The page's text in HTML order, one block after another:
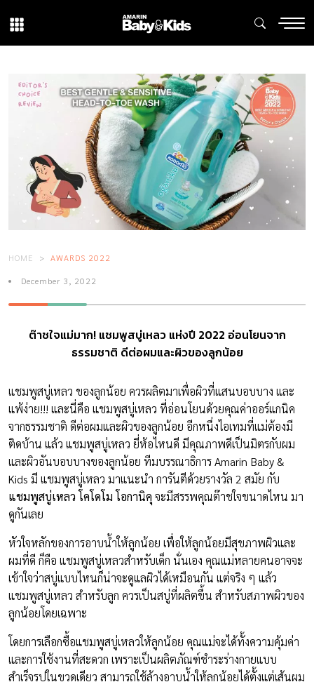
HOME AWARDS 2022
December 3, 2022
ต๊าชใจแม่มาก! แชมพูสบู่เหลว แห่งปี 2022 อ่อนโยนจาก
ธรรมชาติ ดีต่อผมและผิวของลูกน้อย
แชมพูสบู่เหลว ของลูกน้อย ควรผลิตมาเพื่อผิวที่แสนบอบบาง และ
แพ้ง่าย!!! และนี่คือ แชมพูสบู่เหลว ที่อ่อนโยนด้วยคุณค่าออร์แกนิค
จากธรรมชาติ ดีต่อผมและผิวของลูกน้อย อีกหนึ่งไอเทมที่แม่ต้องมี
ติดบ้าน แล้ว แชมพูสบู่เหลว ยี่ห้อไหนดี มีคุณภาพดีเป็นมิตรกับผม
และผิวอันบอบบางของลูกน้อย ทีมบรรณาธิการ Amarin Baby &
Kids มี แชมพูสบู่เหลว มาแนะนำ การันตีด้วยรางวัล 2 สมัย กับ
แชมพูสบู่เหลว โคโดโม โอกานิคุ จะมีสรรพคุณต๊าชใจขนาดไหน มา
ดูกันเลย
หัวใจหลักของการอาบน้ำให้ลูกน้อย เพื่อให้ลูกน้อยมีสุขภาพผิวและ
ผมที่ดี ก็คือ แชมพูสบู่เหลวสำหรับเด็ก นั่นเอง คุณแม่หลายคนอาจจะ
เข้าใจว่าสบู่แบบไหนก็น่าจะดูแลผิวได้เหมือนกัน แต่จริง ๆ แล้ว
แชมพูสบู่เหลว สำหรับลูก ควรเป็นสบู่ที่ผลิตขึ้น สำหรับสภาพผิวของ
ลูกน้อยโดยเฉพาะ
โดยการเลือกซื้อแชมพูสบู่เหลวให้ลูกน้อย คุณแม่จะได้ทั้งความคุ้มค่า
และการใช้งานที่สะดวก เพราะเป็นผลิตภัณฑ์ชำระร่างกายแบบ
สำเร็จรูปในขวดเดียว สามารถใช้ล้างอาบน้ำให้ลูกน้อยได้ตั้งแต่เส้นผม